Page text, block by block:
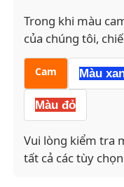
Trong khi màu
của chúng tôi,
Cam Màu
Màu đỏ
Vui lòng kiểm tra
tất cả các tùy